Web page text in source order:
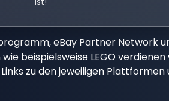
eBay Partner Network
beispielsweise LEGO verdienen
zu den jeweiligen Plattformen